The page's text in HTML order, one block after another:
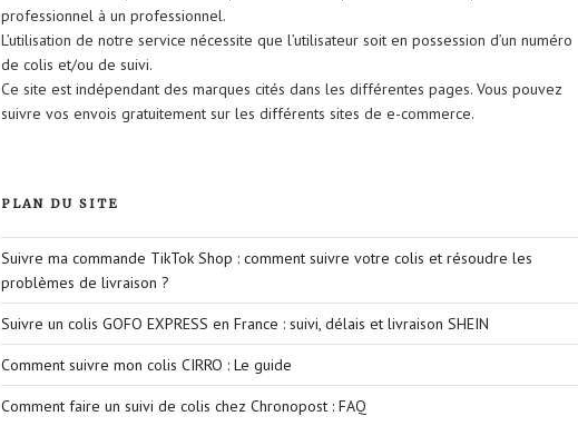
professionnel à un professionnel.
L’utilisation de notre service nécessite que l’utilisateur soit en possession d’un numéro
de colis et/ou de suivi.
Ce site est indépendant des marques cités dans les différentes pages. Vous pouvez
suivre vos envois gratuitement sur les différents sites de e-commerce.
PLAN DU SITE
Suivre ma commande TikTok Shop : comment suivre votre colis et résoudre les
problèmes de livraison ?
Suivre un colis GOFO EXPRESS en France : suivi, délais et livraison SHEIN
Comment suivre mon colis CIRRO : Le guide
Comment faire un suivi de colis chez Chronopost : FAQ